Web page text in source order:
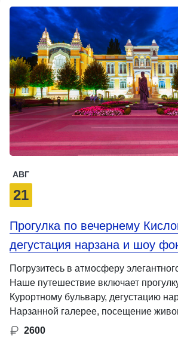
АВГ
21
Прогулка по вечернему
дегустация нарзана и шоу
Погрузитесь в атмосферу
Наше путешествие включает
Курортному бульвару, дегустацию
Нарзанной галерее, посещение
2600